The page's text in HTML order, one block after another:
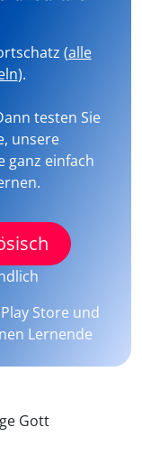
(alle
).
testen Sie
unsere
ganz einfach
Store und
Lernende
Gott